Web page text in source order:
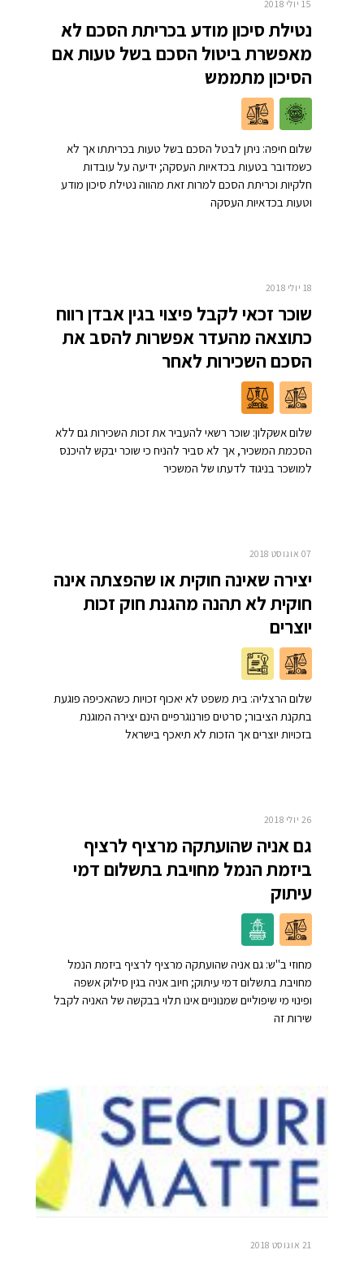
15 יולי 2018
נטילת סיכון מודע בכריתת הסכם לא
מאפשרת ביטול הסכם בשל טעות אם
הסיכון מתממש
שלום חיפה: ניתן לבטל הסכם בשל טעות בכריתתו אך לא
כשמדובר בטעות בכדאיות העסקה; ידיעה על עובדות
חלקיות וכריתת הסכם למרות זאת מהווה נטילת סיכון מודע
וטעות בכדאיות העסקה
18 יולי 2018
שוכר זכאי לקבל פיצוי בגין אבדן רווח
כתוצאה מהעדר אפשרות להסב את
הסכם השכירות לאחר
שלום אשקלון: שוכר רשאי להעביר את זכות השכירות גם ללא
הסכמת המשכיר, אך לא סביר להניח כי שוכר יבקש להיכנס
למושכר בניגוד לדעתו של המשכיר
07 אוגוסט 2018
יצירה שאינה חוקית או שהפצתה אינה
חוקית לא תהנה מהגנת חוק זכות
יוצרים
שלום הרצליה: בית משפט לא יאכוף זכויות כשהאכיפה פוגעת
בתקנת הציבור; סרטים פורנוגרפיים הינם יצירה המוגנת
בזכויות יוצרים אך הזכות לא תיאכף בישראל
26 יולי 2018
גם אניה שהועתקה מרציף לרציף
ביזמת הנמל מחויבת בתשלום דמי
עיתוק
מחוזי ב"ש: גם אניה שהועתקה מרציף לרציף ביזמת הנמל
מחויבת בתשלום דמי עיתוק; חיוב אניה בגין סילוק אשפה
ופינוי מי שיפוליים שמנוניים אינו תלוי בבקשה של האניה לקבל
שירות זה
21 אוגוסט 2018